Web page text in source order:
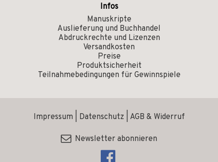
Infos
Manuskripte
Auslieferung und Buchhandel
Abdruckrechte und Lizenzen
Versandkosten
Preise
Produktsicherheit
Teilnahmebedingungen für Gewinnspiele
Impressum Datenschutz AGB & Widerruf
Newsletter abonnieren